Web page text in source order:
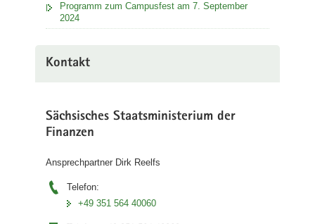
Programm zum Campusfest am 7. September
2024
Kontakt
Sächsisches Staatsministerium der
Finanzen
Ansprechpartner Dirk Reelfs
Telefon:
+49 351 564 40060